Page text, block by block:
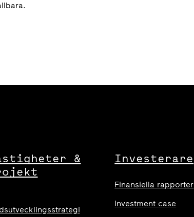
&
Investerare
Finansiella rapporter
Investment case